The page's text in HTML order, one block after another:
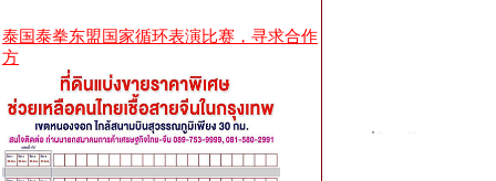
泰国泰拳东盟国家循环表演比赛，寻求合作
方